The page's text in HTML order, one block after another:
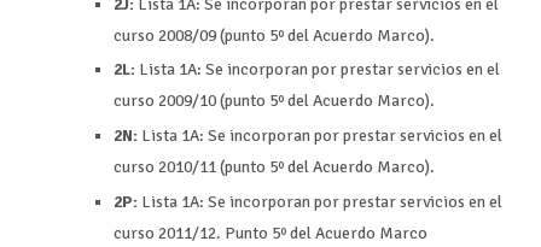
curso 2008/09 (punto 5º del Acuerdo Marco).
2L: Lista 1A: Se incorporan por prestar servicios en el
curso 2009/10 (punto 5º del Acuerdo Marco).
2N: Lista 1A: Se incorporan por prestar servicios en el
curso 2010/11 (punto 5º del Acuerdo Marco).
2P: Lista 1A: Se incorporan por prestar servicios en el
curso 2011/12. Punto 5º del Acuerdo Marco